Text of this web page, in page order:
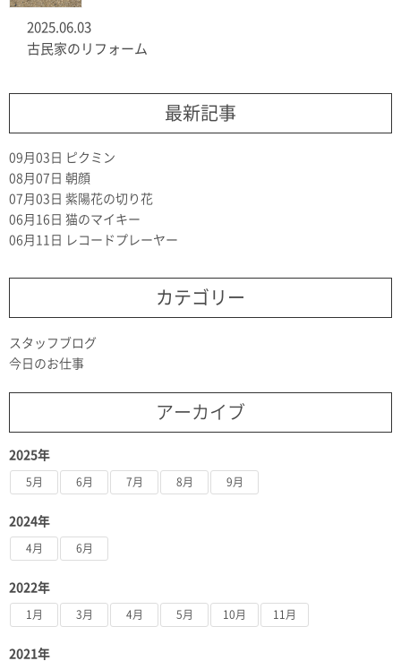
2025.06.03
古民家のリフォーム
最新記事
09月03日
ピクミン
08月07日 朝顔
07月03日 紫陽花の切り花
06月16日 猫のマイキー
06月11日
レコードプレーヤー
カテゴリー
スタッフブログ
今日のお仕事
アーカイブ
2025年
5月 6月 7月 8月 9月
2024年
4月 6月
2022年
1月 3月 4月 5月 10月 11月
2021年